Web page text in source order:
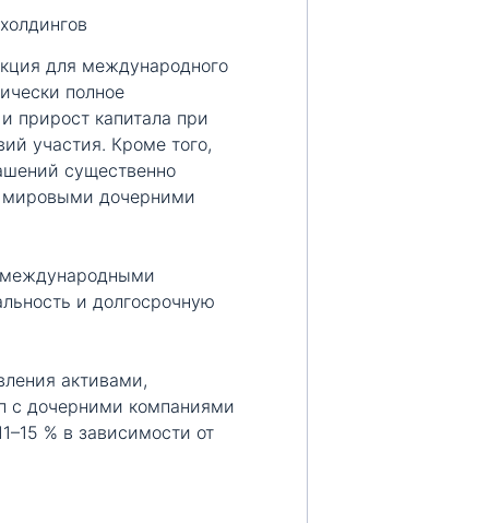
для международного
полное
прирост капитала при
участия. Кроме того,
существенно
мировыми дочерними
и долгосрочную
активами,
с дочерними компаниями
% в зависимости от